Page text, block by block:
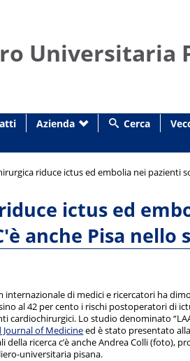
Universitaria
Azienda Cerca
riduce ictus ed embolia nei pazienti
ictus ed
anche Pisa nello
internazionale di medici e ricercatori ha
al 42 per cento i rischi postoperatori di
cardiochirurgici. Lo studio denominato
Journal of Medicineed è stato presentato
della ricerca c’è anche Andrea Colli (foto),
universitaria pisana.